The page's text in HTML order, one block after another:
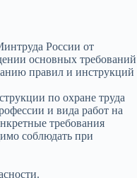
России от
основных требований
правил и инструкций
по охране труда
и вида работ на
требования
соблюдать при